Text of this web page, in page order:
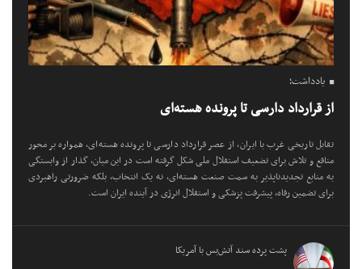
یادداشت؛
از قرارداد دارسی تا پرونده هسته‌ای
تقابل تاریخی غرب با ایران، از عصر قرارداد دارسی تا پرونده هسته‌ای، همواره بر محور
منافع و تلاش برای تضعیف استقلال ملی شکل گرفته است در این میان، گذار از وابستگی
به منابع تجدیدناپذیر به سمت صنعت هسته‌ای، نه یک انتخاب، بلکه ضرورتی راهبردی
برای تضمین رفاه، پیشرفت پزشکی و استقلال انرژی در آینده ایران است.
پشت پرده سند آتش‌بس با آمریکا